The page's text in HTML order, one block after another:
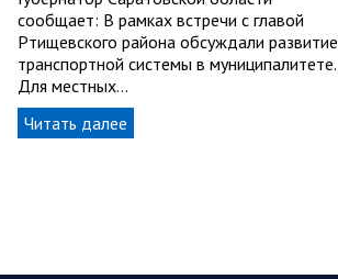
сообщает: В рамках встречи с главой
Ртищевского района обсуждали развитие
транспортной системы в муниципалитете.
Для местных…
Читать далее